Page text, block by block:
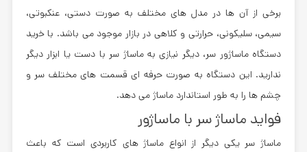
برخی از آن ها در مدل های مختلف به صورت دستی، عنکبوتی،
سیمی، سلیکونی، حرارتی و کلاهی در بازار موجود می باشد. با خرید
دستگاه ماساژور سر، دیگر نیازی به ماساژ سر با دست یا ابزار دیگر
ندارید. این دستگاه به صورت حرفه ای قسمت های مختلف سر و
چشم ها را به طور استاندارد ماساژ می دهد.
فواید ماساژ سر با ماساژور
ماساژ سر یکی دیگر از انواع ماساژ های کاربردی است که باعث